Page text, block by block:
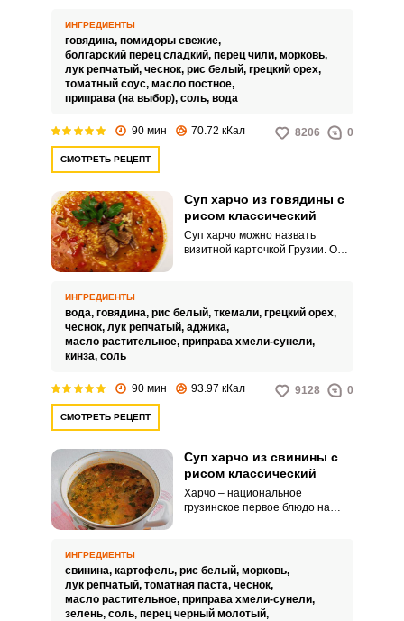
откорректировать вкус блюда.
ИНГРЕДИЕНТЫ
говядина, помидоры свежие,
болгарский перец сладкий, перец чили, морковь,
лук репчатый, чеснок, рис белый, грецкий орех,
томатный соус, масло постное,
приправа (на выбор), соль, вода
90 мин 70.72 кКал 8206 0
СМОТРЕТЬ РЕЦЕПТ
Суп харчо из говядины с
рисом классический
Суп харчо можно назвать
визитной карточкой Грузии. Он
ИНГРЕДИЕНТЫ
вода, говядина, рис белый, ткемали, грецкий орех,
чеснок, лук репчатый, аджика,
масло растительное, приправа хмели-сунели,
кинза, соль
90 мин 93.97 кКал 9128 0
СМОТРЕТЬ РЕЦЕПТ
Суп харчо из свинины с
рисом классический
Харчо – национальное
грузинское первое блюдо на
часто этот суп готовят из
свинины, а ткемали заменяют
на помидоры или томатную
пасту.
ИНГРЕДИЕНТЫ
свинина, картофель, рис белый, морковь,
лук репчатый, томатная паста, чеснок,
масло растительное, приправа хмели-сунели,
зелень, соль, перец черный молотый,